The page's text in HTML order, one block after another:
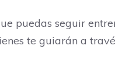
puedas seguir
te guiarán a